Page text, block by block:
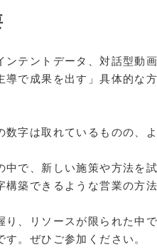
ンテントデータ、対話型動
導で成果を出す」具体的な
数字は取れているものの、
中で、新しい施策や方法を
構築できるような営業の方
り、リソースが限られた中
。ぜひご参加ください。